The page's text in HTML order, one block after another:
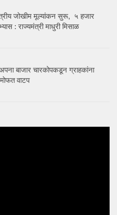
जोखीम मूल्यांकन सुरू, ५ हजार
: राज्यमंत्री माधुरी मिसाळ
अपना बाजार चारकोपकडून ग्राहकांना
वाटप